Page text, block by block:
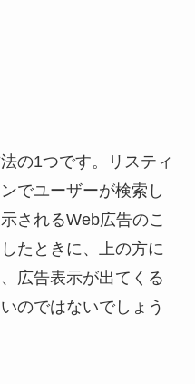
の1つです。リスティ
でユーザーが検索し
されるWeb広告のこ
たときに、上の方に
広告表示が出てくる
のではないでしょう